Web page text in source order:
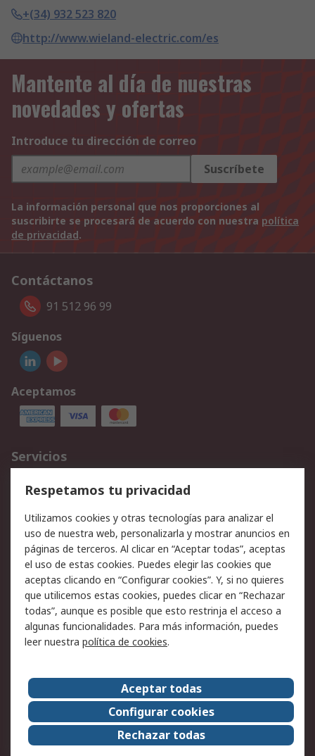
+(34) 932 523 820
http://www.wieland-electric.com/es
Mantente al día de nuestras
novedades y ofertas
Introduce tu dirección de correo
Suscríbete
La información personal que nos proporciones al
suscribirte se procesará de acuerdo con nuestra política
de privacidad.
Contáctanos
91 512 96 99
Síguenos
Aceptamos
Servicios
Cómo realizar pedidos
Devoluciones
Facturación y pago
Ofertas
Soporte técnico
Legal
Aviso legal
Política de privacidad -
Actualizada
Política sobre cookies
Seguridad de emails
Certificaciones de
Condiciones de venta
Acerca de RS
Acerca de RS
RS Group
RS en el mundo
Sala de prensa
Respetamos tu privacidad
Utilizamos cookies y otras tecnologías para analizar el
uso de nuestra web, personalizarla y mostrar anuncios en
páginas de terceros. Al clicar en “Aceptar todas”, aceptas
el uso de estas cookies. Puedes elegir las cookies que
aceptas clicando en “Configurar cookies”. Y, si no quieres
que utilicemos estas cookies, puedes clicar en “Rechazar
todas”, aunque es posible que esto restrinja el acceso a
algunas funcionalidades. Para más información, puedes
leer nuestra política de cookies.
Aceptar todas
Configurar cookies
Rechazar todas